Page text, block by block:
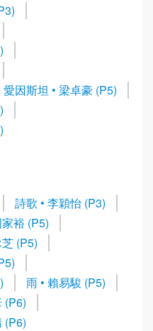
愛因斯坦 • 梁卓豪 (P5)
詩歌 • 李穎怡 (P3)
裕 (P5)
(P5)
雨 • 賴易駿 (P5)
(P6)
(P6)